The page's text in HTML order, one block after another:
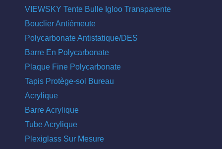
VIEWSKY Tente Bulle Igloo Transparente
Bouclier Antiémeute
Polycarbonate Antistatique/DES
Barre En Polycarbonate
Plaque Fine Polycarbonate
Tapis Protège-sol Bureau
Acrylique
Barre Acrylique
Tube Acrylique
Plexiglass Sur Mesure